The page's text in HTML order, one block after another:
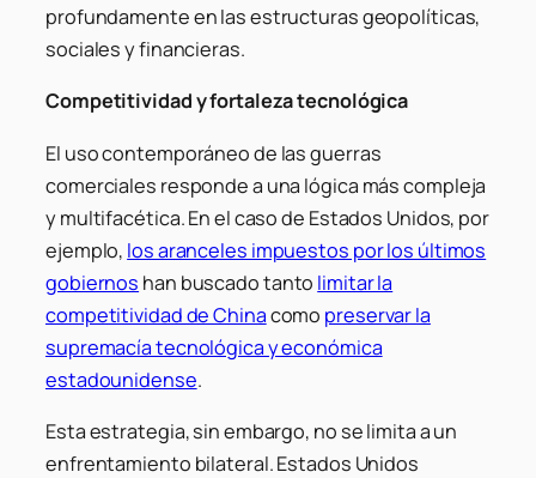
profundamente en las estructuras geopolíticas,
sociales y financieras.
Competitividad y fortaleza tecnológica
El uso contemporáneo de las guerras
comerciales responde a una lógica más compleja
y multifacética. En el caso de Estados Unidos, por
ejemplo, los aranceles impuestos por los últimos
gobiernos han buscado tanto limitar la
competitividad de Chinacomo preservar la
supremacía tecnológica y económica
estadounidense.
Esta estrategia, sin embargo, no se limita a un
enfrentamiento bilateral. Estados Unidos